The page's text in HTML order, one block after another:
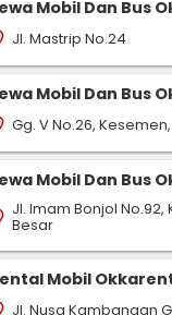
Mobil Dan Bus
Jl. Mastrip No.24
Mobil Dan Bus
Gg. V No.26,
Mobil Dan Bus
Jl. Imam Bonjol
Besar
Mobil
Jl. Nusa Kambangan